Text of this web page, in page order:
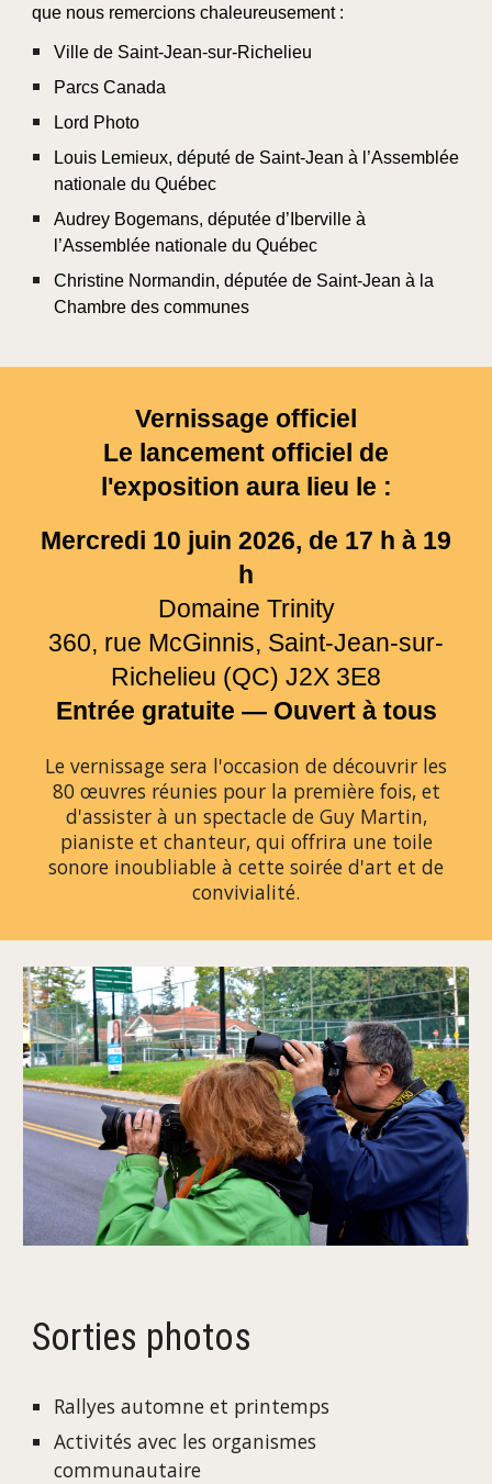
que nous remercions chaleureusement :
Ville de Saint-Jean-sur-Richelieu
Parcs Canada
Lord Photo
Louis Lemieux, député de Saint-Jean à l’Assemblée
nationale du Québec
Audrey Bogemans, députée d’Iberville à
l’Assemblée nationale du Québec
Christine Normandin, députée de Saint-Jean à la
Chambre des communes
Vernissage officiel
Le lancement officiel de
l'exposition aura lieu le :
Mercredi 10 juin 2026, de 17 h à 19
h
Domaine Trinity
360, rue McGinnis, Saint-Jean-sur-
Richelieu (QC) J2X 3E8
Entrée gratuite — Ouvert à tous
Le vernissage sera l'occasion de découvrir les
80 œuvres réunies pour la première fois, et
d'assister à un spectacle de Guy Martin,
pianiste et chanteur, qui offrira une toile
sonore inoubliable à cette soirée d'art et de
convivialité.
Sorties photos
Rallyes automne et printemps
Activités avec les organismes
communautaire